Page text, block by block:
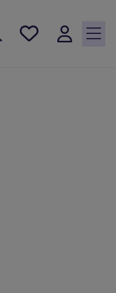
Preferiti, 0